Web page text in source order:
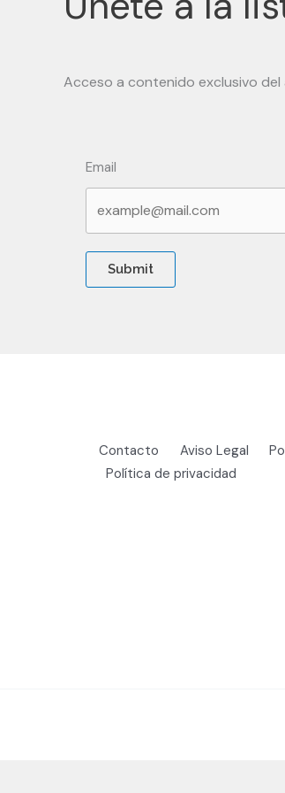
Acceso a contenido exclusivo
Email
Submit
Contacto Aviso Legal
Política de privacidad